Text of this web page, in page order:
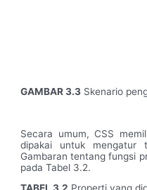
GAMBAR 3.3 Skenario
Secara umum, CSS
dipakai untuk mengatur
Gambaran tentang fungsi
pada Tabel 3.2.